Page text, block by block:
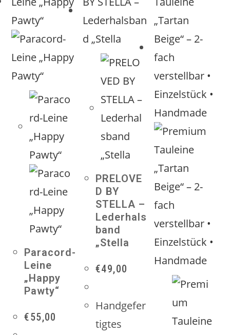
Paracord-
Leine
„Happy
Pawty“
€55,00
PRELOVE
D BY
STELLA –
Lederhals
band
„Stella
€49,00
Handgefer
tigtes